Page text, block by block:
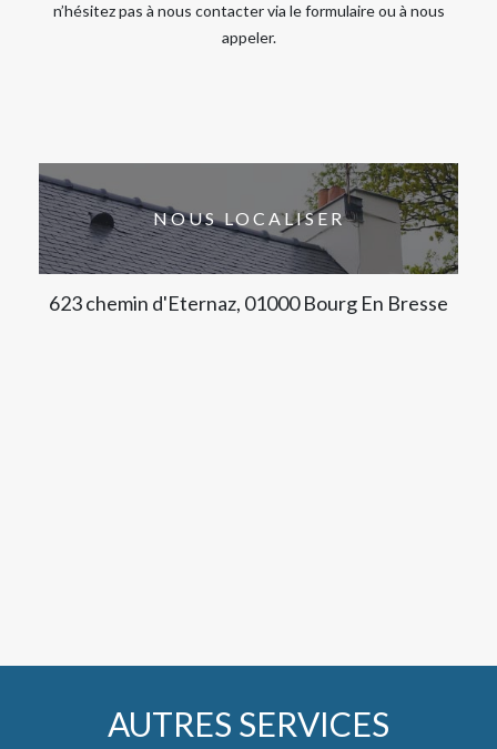
n’hésitez pas à nous contacter via le formulaire ou à nous
appeler.
NOUS LOCALISER
623 chemin d'Eternaz, 01000 Bourg En Bresse
AUTRES SERVICES